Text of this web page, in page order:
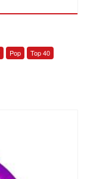
Pop Top 40